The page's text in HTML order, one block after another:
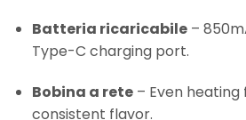
Batteria ricaricabile–
Type-C charging port.
Bobina a rete– Even heating
consistent flavor.